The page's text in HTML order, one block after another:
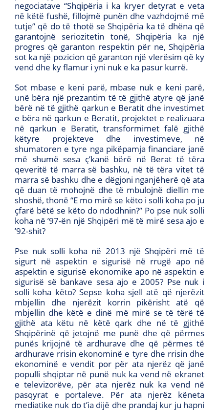
negociatave “Shqipëria i ka kryer detyrat e veta
në këtë fushë, fillojmë punën dhe vazhdojmë më
tutje” që do të thotë se Shqipëria ka të dhëna që
garantojnë seriozitetin tonë, Shqipëria ka një
progres që garanton respektin për ne, Shqipëria
sot ka një pozicion që garanton një vlerësim që ky
vend dhe ky flamur i yni nuk e ka pasur kurrë.
Sot mbase e keni parë, mbase nuk e keni parë,
unë bëra një prezantim të të gjithë atyre që janë
bërë në të gjithë qarkun e Beratit dhe investimet
e bëra në qarkun e Beratit, projektet e realizuara
në qarkun e Beratit, transformimet falë gjithë
këtyre projekteve dhe investimeve, në
shumatoren e tyre nga pikëpamja financiare janë
më shumë sesa ç’kanë bërë në Berat të tëra
qeveritë të marra së bashku, në të tëra vitet të
marra së bashku dhe e dëgjoni nganjëherë që ata
që duan të mohojnë dhe të mbulojnë diellin me
shoshë, thonë “E mo mirë se këto i solli koha po ju
çfarë bëtë se këto do ndodhnin?” Po pse nuk solli
koha në ’97-ën një Shqipëri më të mirë sesa ajo e
’92-shit?
Pse nuk solli koha në 2013 një Shqipëri më të
sigurt në aspektin e sigurisë në rrugë apo në
aspektin e sigurisë ekonomike apo në aspektin e
sigurisë së bankave sesa ajo e 2005? Pse nuk i
solli koha këto? Sepse koha sjell atë që njerëzit
mbjellin dhe njerëzit korrin pikërisht atë që
mbjellin dhe këtë e dinë më mirë se të tërë të
gjithë ata këtu në këtë qark dhe në të gjithë
Shqipërinë që jetojnë me punë dhe që përmes
punës krijojnë të ardhurave dhe që përmes të
ardhurave rrisin ekonominë e tyre dhe rrisin dhe
ekonominë e vendit por për ata njerëz që janë
populli shqiptar në punë nuk ka vend në ekranet
e televizorëve, për ata njerëz nuk ka vend në
pasqyrat e portaleve. Për ata njerëz këneta
mediatike nuk do t’ia dijë dhe prandaj kur ju hapni